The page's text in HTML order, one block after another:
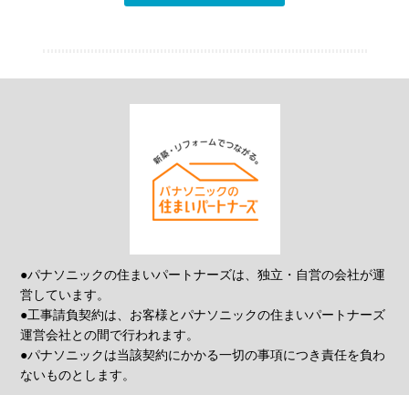
●パナソニックの住まいパートナーズは、独立・自営の会社が運
営しています。
●工事請負契約は、お客様とパナソニックの住まいパートナーズ
運営会社との間で行われます。
●パナソニックは当該契約にかかる一切の事項につき責任を負わ
ないものとします。